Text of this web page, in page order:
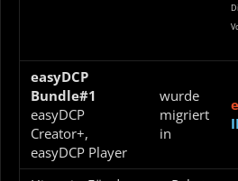
easyDCP
Bundle#1
easyDCP
Creator+,
easyDCP Player
wurde
migriert
in